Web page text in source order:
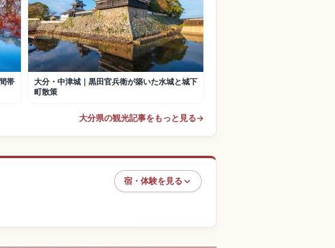
帯
大分・中津城｜黒田官兵衛が築いた水城と城下
町散策
大分県の観光記事をもっと見る→
宿・体験を見る